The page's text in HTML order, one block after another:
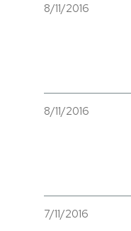
8/11/2016
8/11/2016
7/11/2016